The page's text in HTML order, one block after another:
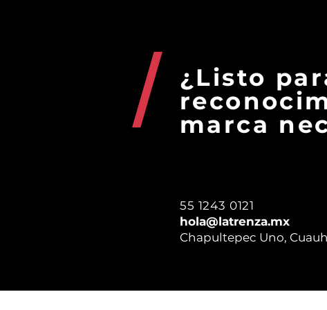
¿Listo
marca
55 1243 0121
hola@latrenza.mx
Chapultepec Uno,